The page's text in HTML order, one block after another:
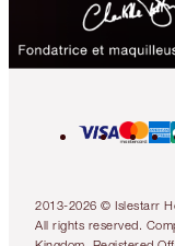
2013-2026 © Islestarr
All rights reserved.